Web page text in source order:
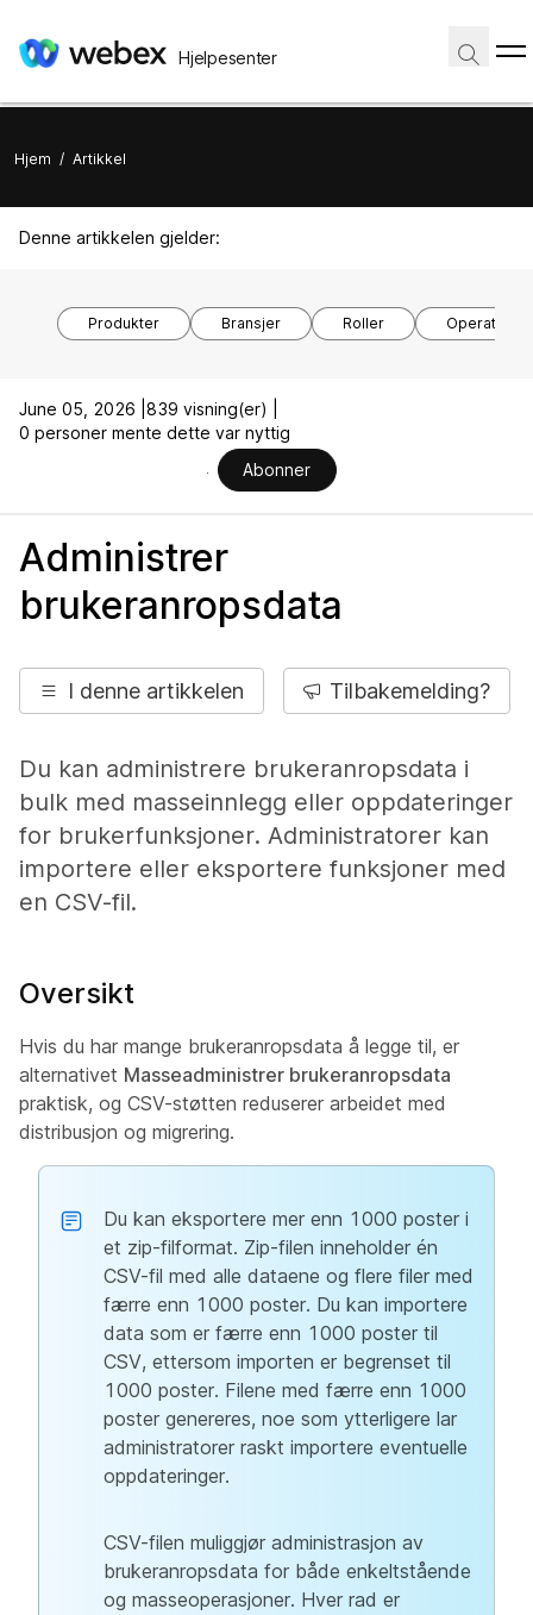
Hjelpesenter
Hjem / Artikkel
Denne artikkelen gjelder:
Produkter Bransjer Roller
June 05, 2026 | 839 visning(er) |
0 personer mente dette var nyttig
Abonner
Administrer
brukeranropsdata
I denne artikkelen Tilbakemelding?
Du kan administrere brukeranropsdata i
bulk med masseinnlegg eller oppdateringer
for brukerfunksjoner. Administratorer kan
importere eller eksportere funksjoner med
en CSV-fil.
Oversikt
Hvis du har mange brukeranropsdata å legge til, er
alternativet Masseadministrer brukeranropsdata
praktisk, og CSV-støtten reduserer arbeidet med
distribusjon og migrering.
Du kan eksportere mer enn 1000 poster i
et zip-filformat. Zip-filen inneholder én
CSV-fil med alle dataene og flere filer med
færre enn 1000 poster. Du kan importere
data som er færre enn 1000 poster til
CSV, ettersom importen er begrenset til
1000 poster. Filene med færre enn 1000
poster genereres, noe som ytterligere lar
administratorer raskt importere eventuelle
oppdateringer.
CSV-filen muliggjør administrasjon av
brukeranropsdata for både enkeltstående
og masseoperasjoner. Hver rad er